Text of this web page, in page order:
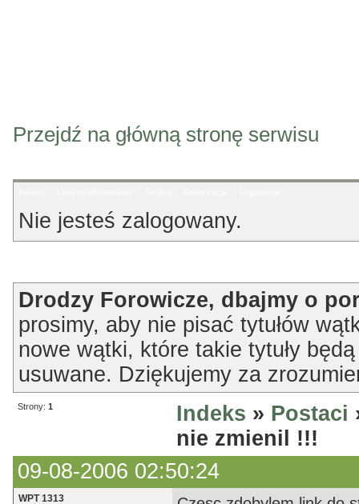
Przejdź na główną stronę serwisu
Nie jesteś zalogowany.
Drodzy Forowicze, dbajmy o
prosimy, aby nie pisać tytułów
nowe wątki, które takie tytuły
usuwane. Dziękujemy za
Strony: 1 Indeks » Postaci
nie zmienil !!!
09-08-2006 02:50:24
WPT 1313